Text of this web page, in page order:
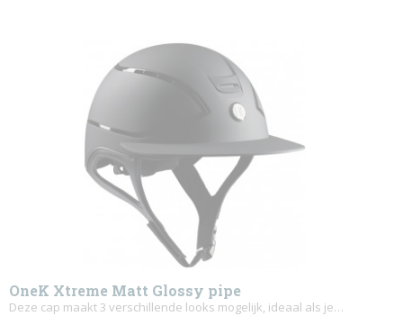
OneK Xtreme Matt Glossy pipe
Deze cap maakt 3 verschillende looks mogelijk, ideaal als je…